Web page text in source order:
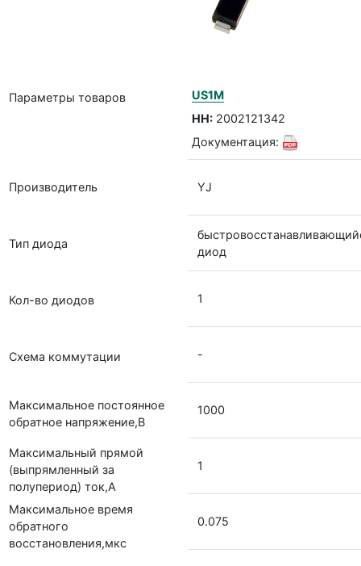
Параметры товаров
US1M
НН:2002121342
Документация:
Производитель
Тип диода
Кол-во диодов
Схема коммутации
Максимальное постоянное
обратное напряжение,В
Максимальный прямой
(выпрямленный за
полупериод) ток,А
Максимальное время
обратного
восстановления,мкс
YJ
диод
1
-
1000
1
0.075